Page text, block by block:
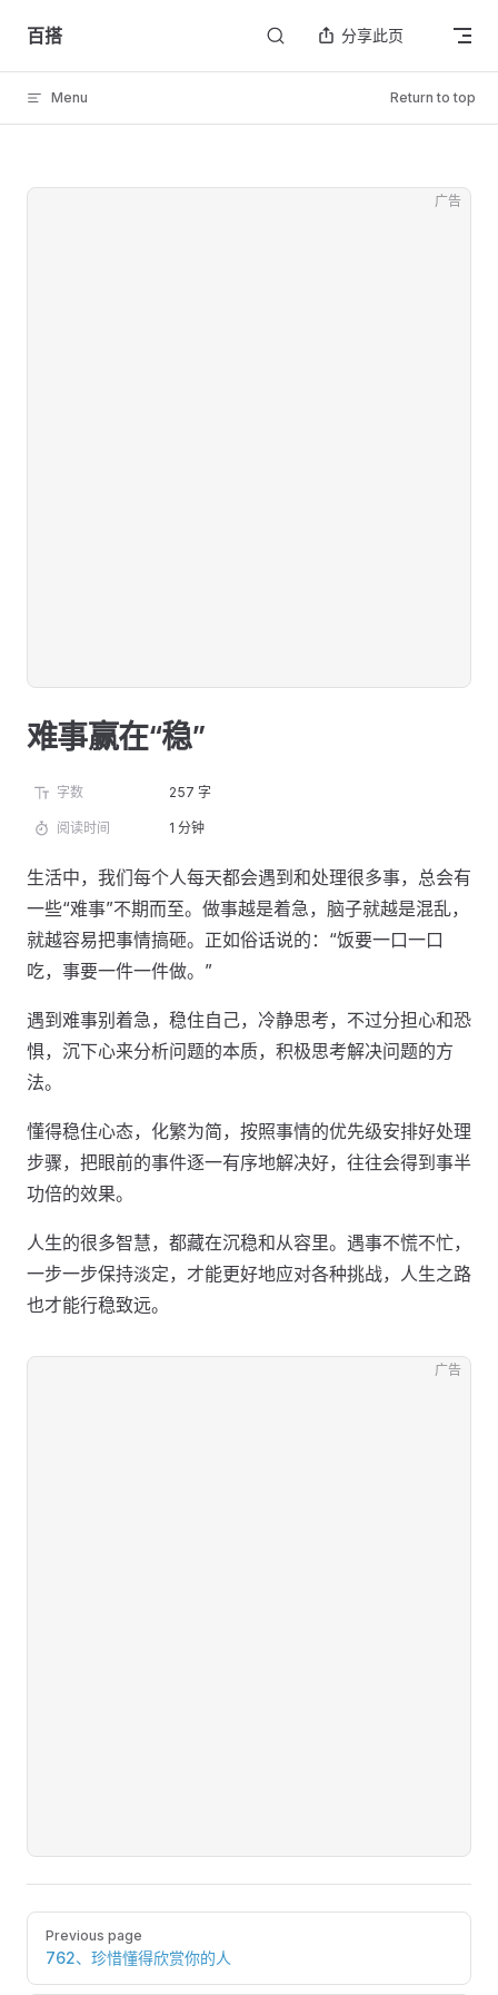
Skip to content
百搭 分享此页
Menu Return to top
广告
难事赢在“稳”
字数 257 字
阅读时间 1 分钟
生活中，我们每个人每天都会遇到和处理很多事，总会有
一些“难事”不期而至。做事越是着急，脑子就越是混乱，
就越容易把事情搞砸。正如俗话说的：“饭要一口一口
吃，事要一件一件做。”
遇到难事别着急，稳住自己，冷静思考，不过分担心和恐
惧，沉下心来分析问题的本质，积极思考解决问题的方
法。
懂得稳住心态，化繁为简，按照事情的优先级安排好处理
步骤，把眼前的事件逐一有序地解决好，往往会得到事半
功倍的效果。
人生的很多智慧，都藏在沉稳和从容里。遇事不慌不忙，
一步一步保持淡定，才能更好地应对各种挑战，人生之路
也才能行稳致远。
广告
Pager
Previous page
762、珍惜懂得欣赏你的人